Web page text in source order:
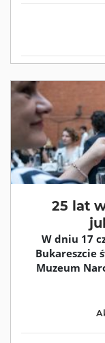
25 lat
W dniu 17
Bukareszcie
Muzeum